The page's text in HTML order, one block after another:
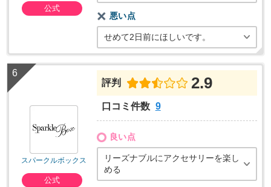
公式
悪い点
せめて2日前にほしいです。
スパークルボックス
公式
評判 2.9
口コミ件数 9
良い点
リーズナブルにアクセサリーを楽し
める